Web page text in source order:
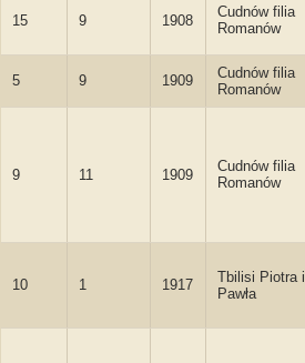
15 9 1908
Cudnów filia
Romanów
5 9 1909
Cudnów filia
Romanów
9 11 1909
Cudnów filia
Romanów
10 1 1917
Tbilisi Piotra i
Pawła